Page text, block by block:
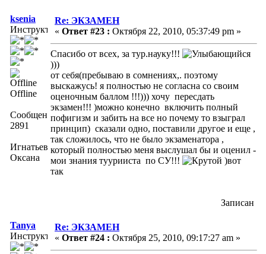
ksenia
Инструктор
Offline
Сообщений:
2891
Игнатьева
Оксана
Re: ЭКЗАМЕН
« Ответ #23 : Октября 22, 2010, 05:37:49 pm »
Спасибо от всех, за тур.науку!!!
)))
от себя(пребываю в сомнениях,. поэтому
выскажусь! я полностью не согласна со своим
оценочным баллом !!!))) хочу пересдать
экзамен!!! )можно конечно включить полный
пофигизм и забить на все но почему то взыграл
принцип) сказали одно, поставили другое и еще ,
так сложилось, что не было экзаменатора ,
который полностью меня выслушал бы и оценил -
мои знания туурииста по СУ!!!
)вот
так
Записан
Tanya
Инструктор
Re: ЭКЗАМЕН
« Ответ #24 : Октября 25, 2010, 09:17:27 am »